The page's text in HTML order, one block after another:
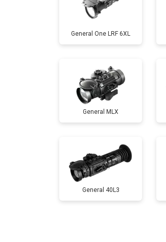
General One LRF 6XL
General MLX
General 40L3